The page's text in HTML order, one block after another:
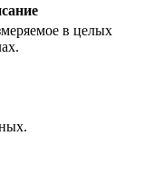
в целых